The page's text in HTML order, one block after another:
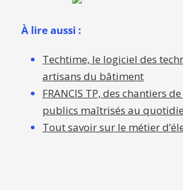
À lire aussi :
Techtime, le logiciel des
artisans du bâtiment
FRANCIS TP, des chantiers
publics maîtrisés au
Tout savoir sur le métier